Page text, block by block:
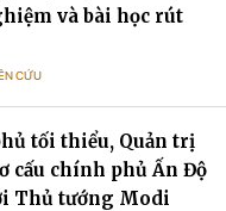
và bài học rút
CỨU
tối thiểu, Quản trị
cấu chính phủ Ấn Độ
Thủ tướng Modi